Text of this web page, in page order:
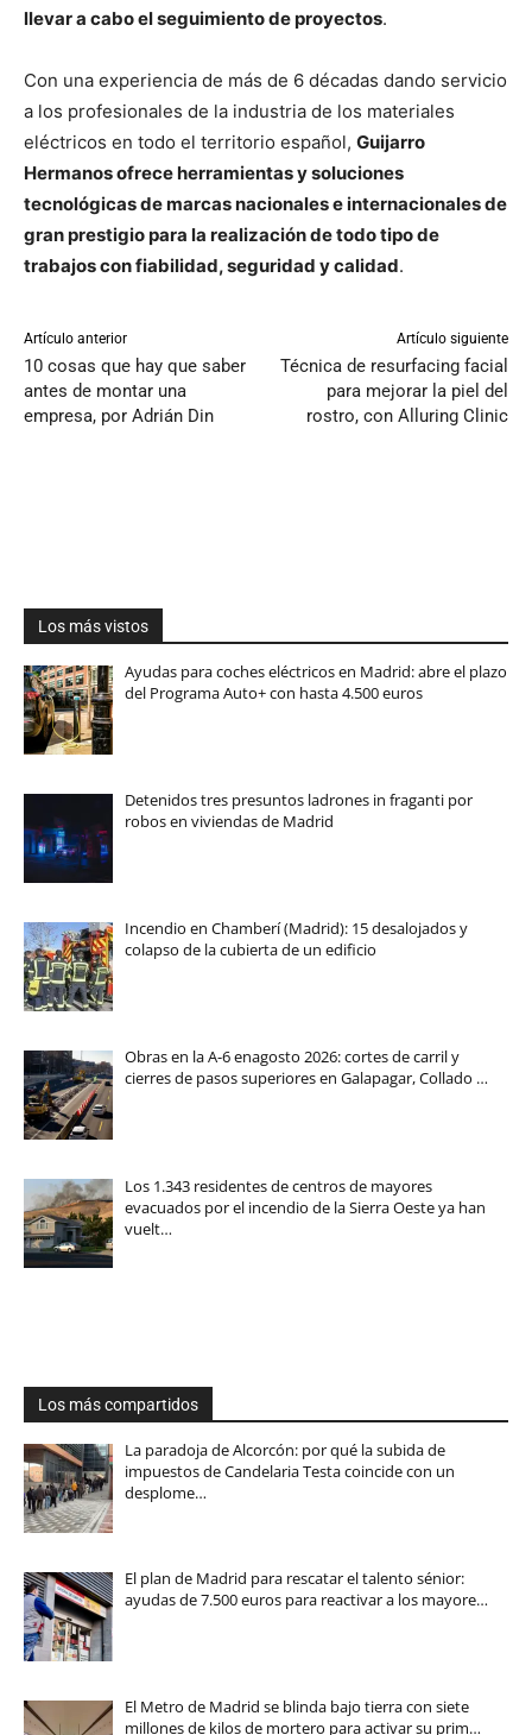
llevar a cabo el seguimiento de proyectos.
Con una experiencia de más de 6 décadas dando servicio
a los profesionales de la industria de los materiales
eléctricos en todo el territorio español, Guijarro
Hermanos ofrece herramientas y soluciones
tecnológicas de marcas nacionales e internacionales de
gran prestigio para la realización de todo tipo de
trabajos con fiabilidad, seguridad y calidad.
Artículo anterior
10 cosas que hay que saber
antes de montar una
empresa, por Adrián Din
Artículo siguiente
Técnica de resurfacing facial
para mejorar la piel del
rostro, con Alluring Clinic
Los más vistos
Ayudas para coches eléctricos en Madrid: abre el plazo
del Programa Auto+ con hasta 4.500 euros
Detenidos tres presuntos ladrones in fraganti por
robos en viviendas de Madrid
Incendio en Chamberí (Madrid): 15 desalojados y
colapso de la cubierta de un edificio
Obras en la A-6 enagosto 2026: cortes de carril y
cierres de pasos superiores en Galapagar, Collado …
Los 1.343 residentes de centros de mayores
evacuados por el incendio de la Sierra Oeste ya han
vuelt…
Los más compartidos
La paradoja de Alcorcón: por qué la subida de
impuestos de Candelaria Testa coincide con un
desplome…
El plan de Madrid para rescatar el talento sénior:
ayudas de 7.500 euros para reactivar a los mayore…
El Metro de Madrid se blinda bajo tierra con siete
millones de kilos de mortero para activar su prim…